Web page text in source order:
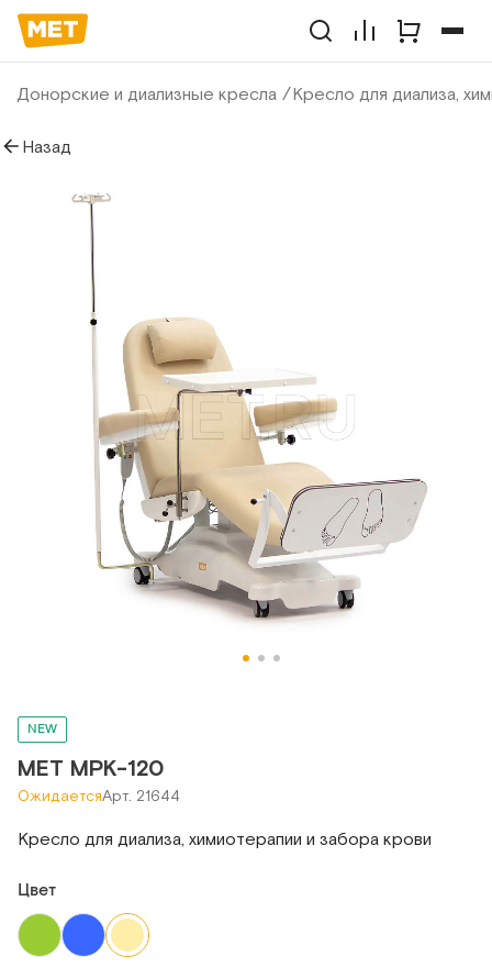
Донорские и диализные кресла Кресло для диализа,
Назад
NEW
МЕТ МРК-120
ОжидаетсяАрт. 21644
Кресло для диализа, химиотерапии и забора крови
Цвет